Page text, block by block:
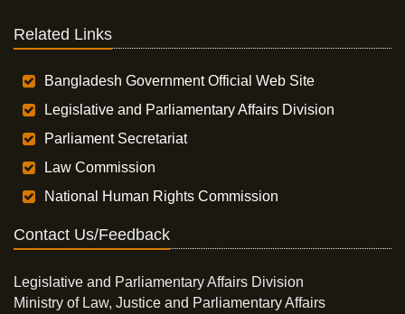
Related Links
Bangladesh Government Official Web Site
Legislative and Parliamentary Affairs Division
Parliament Secretariat
Law Commission
National Human Rights Commission
Contact Us/Feedback
Legislative and Parliamentary Affairs Division
Ministry of Law, Justice and Parliamentary Affairs